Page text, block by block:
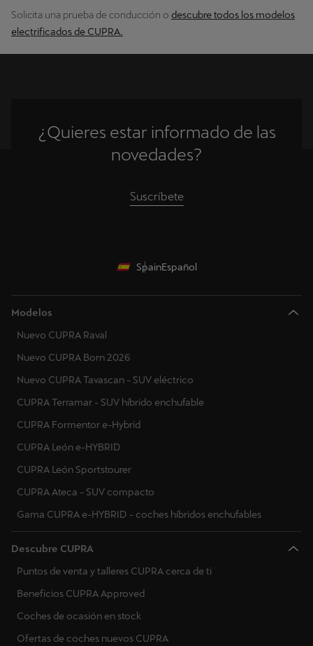
Solicita una prueba de conducción o descubre todos los modelos
electrificados de CUPRA.
¿Quieres estar informado de las
novedades?
Suscríbete
SpainEspañol
Modelos
Nuevo CUPRA Raval
Nuevo CUPRA Born 2026
Nuevo CUPRA Tavascan - SUV eléctrico
CUPRA Terramar - SUV híbrido enchufable
CUPRA Formentor e-Hybrid
CUPRA León e-HYBRID
CUPRA León Sportstourer
CUPRA Ateca - SUV compacto
Gama CUPRA e-HYBRID - coches híbridos enchufables
Descubre CUPRA
Puntos de venta y talleres CUPRA cerca de ti
Beneficios CUPRA Approved
Coches de ocasión en stock
Ofertas de coches nuevos CUPRA